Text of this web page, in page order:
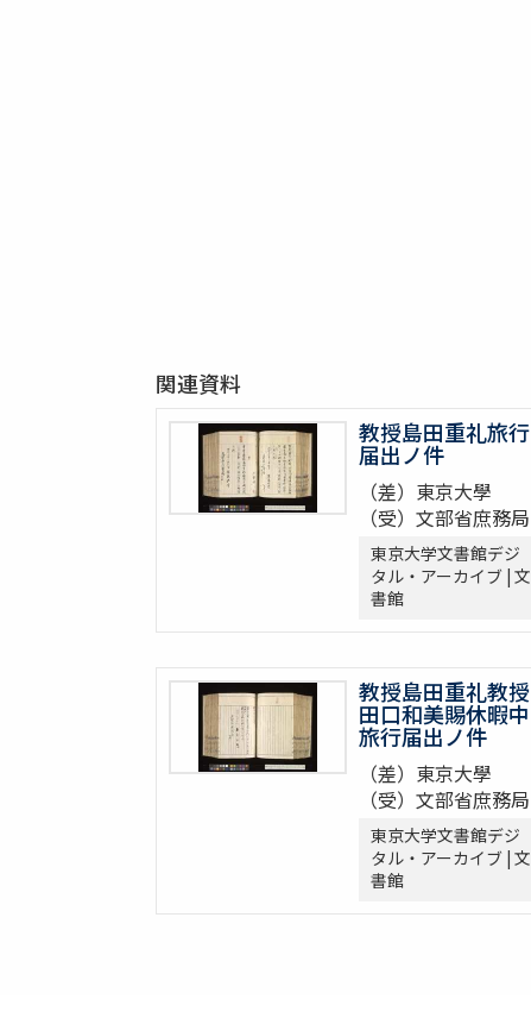
関連資料
教授島田重礼旅行
届出ノ件
（差）東京大學
（受）文部省庶務局
東京大学文書館デジ
タル・アーカイブ | 文
書館
教授島田重礼教授
田口和美賜休暇中
旅行届出ノ件
（差）東京大學
（受）文部省庶務局
東京大学文書館デジ
タル・アーカイブ | 文
書館